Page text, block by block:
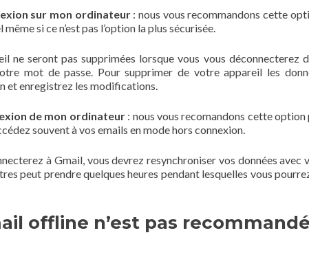
sur mon ordinateur: nous vous recommandons cette
si ce n’est pas l’option la plus sécurisée.
ne seront pas supprimées lorsque vous vous déconnecterez
mot de passe. Pour supprimer de votre appareil les
et enregistrez les modifications.
de mon ordinateur: nous vous recomandons cette option
souvent à vos emails en mode hors connexion.
à Gmail, vous devrez resynchroniser vos données avec
peut prendre quelques heures pendant lesquelles vous
offline n’est pas